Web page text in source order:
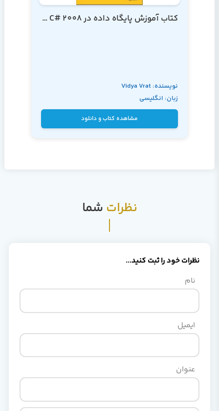
کتاب آموزش پایگاه داده در C# 2008 از مقدماتی تا پیشرفته
نویسنده: Vidya Vrat
Agarwal و James
زبان: انگلیسی
مشاهده کتاب و دانلود
نظرات شما
نظرات خود را ثبت کنید...
نام
ایمیل
عنوان